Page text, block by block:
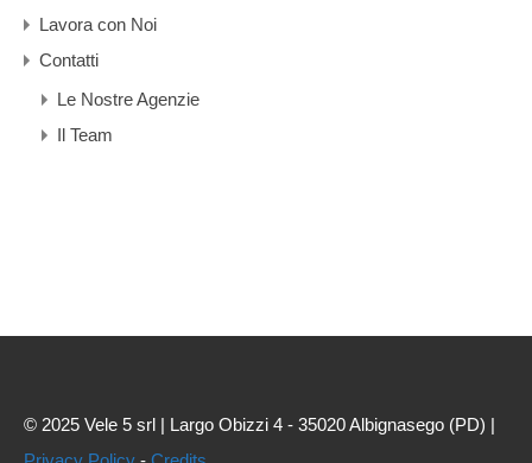
Lavora con Noi
Contatti
Le Nostre Agenzie
Il Team
© 2025 Vele 5 srl | Largo Obizzi 4 - 35020 Albignasego (PD) |